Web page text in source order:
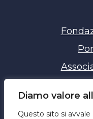
Diamo valore
Questo sito si